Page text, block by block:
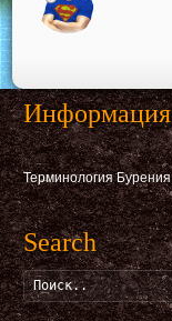
Информация
Терминология Бурения
Search